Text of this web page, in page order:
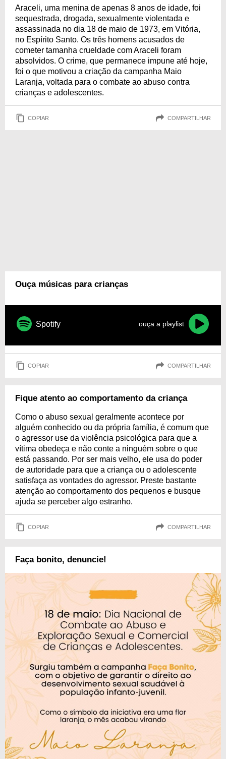
Araceli, uma menina de apenas 8 anos de idade, foi
sequestrada, drogada, sexualmente violentada e
assassinada no dia 18 de maio de 1973, em Vitória,
no Espírito Santo. Os três homens acusados de
cometer tamanha crueldade com Araceli foram
absolvidos. O crime, que permanece impune até hoje,
foi o que motivou a criação da campanha Maio
Laranja, voltada para o combate ao abuso contra
crianças e adolescentes.
COPIAR COMPARTILHAR
Ouça músicas para crianças
Spotify ouça a playlist
COPIAR COMPARTILHAR
Fique atento ao comportamento da criança
Como o abuso sexual geralmente acontece por
alguém conhecido ou da própria família, é comum que
o agressor use da violência psicológica para que a
vítima obedeça e não conte a ninguém sobre o que
está passando. Por ser mais velho, ele usa do poder
de autoridade para que a criança ou o adolescente
satisfaça as vontades do agressor. Preste bastante
atenção ao comportamento dos pequenos e busque
ajuda se perceber algo estranho.
COPIAR COMPARTILHAR
Faça bonito, denuncie!